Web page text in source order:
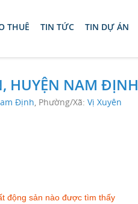
THUÊ TIN TỨC TIN DỰ ÁN
HUYỆN NAM ĐỊNH
Định, Phường/Xã: Vị Xuyên
động sản nào được tìm thấy